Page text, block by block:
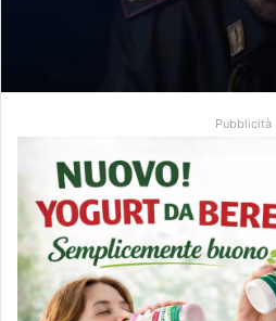
Pubblicità